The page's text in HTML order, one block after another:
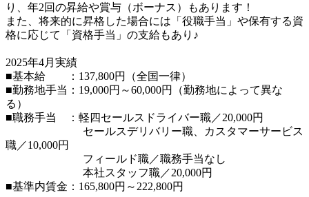
り、年2回の昇給や賞与（ボーナス）もあります！
また、将来的に昇格した場合には「役職手当」や保有する資
格に応じて「資格手当」の支給もあり♪
2025年4月実績
■基本給　　：137,800円（全国一律）
■勤務地手当：19,000円～60,000円（勤務地によって異な
る）
■職務手当　：軽四セールスドライバー職／20,000円
セールスデリバリー職、カスタマーサービス
職／10,000円
フィールド職／職務手当なし
本社スタッフ職／20,000円
■基準内賃金：165,800円～222,800円